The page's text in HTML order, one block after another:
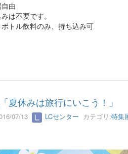
自由
は不要です。
ボトル飲料のみ、持ち込み可
夏休みは旅行にいこう！」
07/13 LCセンター カテゴリ:特集